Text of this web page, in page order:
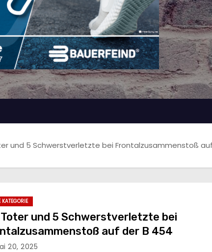
und 5 Schwerstverletzte bei Frontalzusammenstoß
KATEGORIE
Toter und 5 Schwerstverletzte bei
auf der B 454
20, 2025